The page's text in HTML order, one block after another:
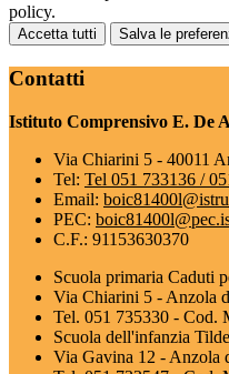
policy.
Accetta tutti Salva le
Contatti
Istituto Comprensivo E. De
Via Chiarini 5 - 40011
Tel: Tel 051 733136 /
Email:
PEC:
C.F.: 91153630370
Scuola primaria Caduti
Via Chiarini 5 - Anzola
Tel. 051 735330 - Cod.
Scuola dell'infanzia
Via Gavina 12 - Anzola